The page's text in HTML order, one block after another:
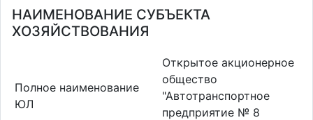
НАИМЕНОВАНИЕ СУБЪЕКТА
ХОЗЯЙСТВОВАНИЯ
Полное наименование
ЮЛ
Открытое акционерное
общество
"Автотранспортное
предприятие № 8